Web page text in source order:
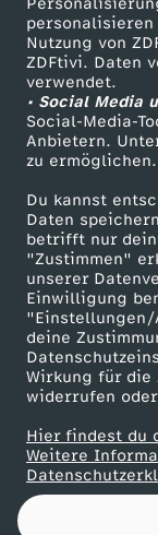
Nutzung von
ZDFtivi. Daten
verwendet.
• Social Media
Social-Media-
Anbietern.
zu ermöglichen.
Du kannst
Daten
betrifft nur
"Zustimmen"
unserer
Einwilligung
"Einstellungen/
deine
Wirkung für die
widerrufen
Hier findest du
Weitere
c
h
u
l
z
A
c
t
i
o
ZDF Unternehmen
Karriere
ZDF goes Schule
Werbefernsehen
Mainzelmännchen
Partner